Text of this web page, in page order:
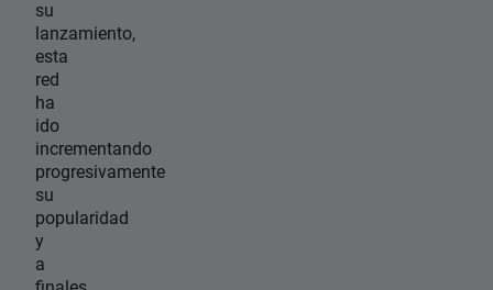
su
lanzamiento,
esta
red
ha
ido
incrementando
progresivamente
su
popularidad
y
a